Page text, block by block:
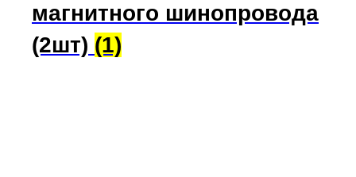
магнитного шинопровода
(2шт) (1)